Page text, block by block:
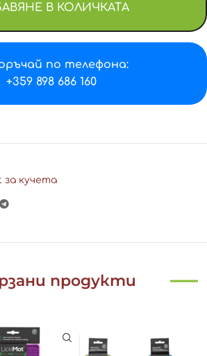
В КОЛИЧКАТА
по телефона:
+359 898 686 160
за кучета
продукти